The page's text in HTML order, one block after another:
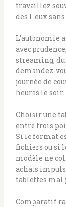
travaillez
des lieux
L’autonomie
avec
streaming, du
demandez-
journée de
heures le soir.
Choisir une
entre trois
Si le format
fichiers ou si
modèle ne
achats
tablettes mal
Comparatif